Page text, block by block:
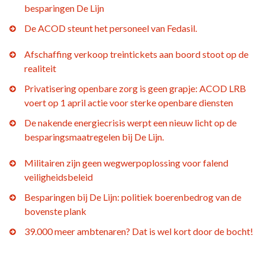
besparingen De Lijn
De ACOD steunt het personeel van Fedasil.
Afschaffing verkoop treintickets aan boord stoot op de
realiteit
Privatisering openbare zorg is geen grapje: ACOD LRB
voert op 1 april actie voor sterke openbare diensten
De nakende energiecrisis werpt een nieuw licht op de
besparingsmaatregelen bij De Lijn.
Militairen zijn geen wegwerpoplossing voor falend
veiligheidsbeleid
Besparingen bij De Lijn: politiek boerenbedrog van de
bovenste plank
39.000 meer ambtenaren? Dat is wel kort door de bocht!